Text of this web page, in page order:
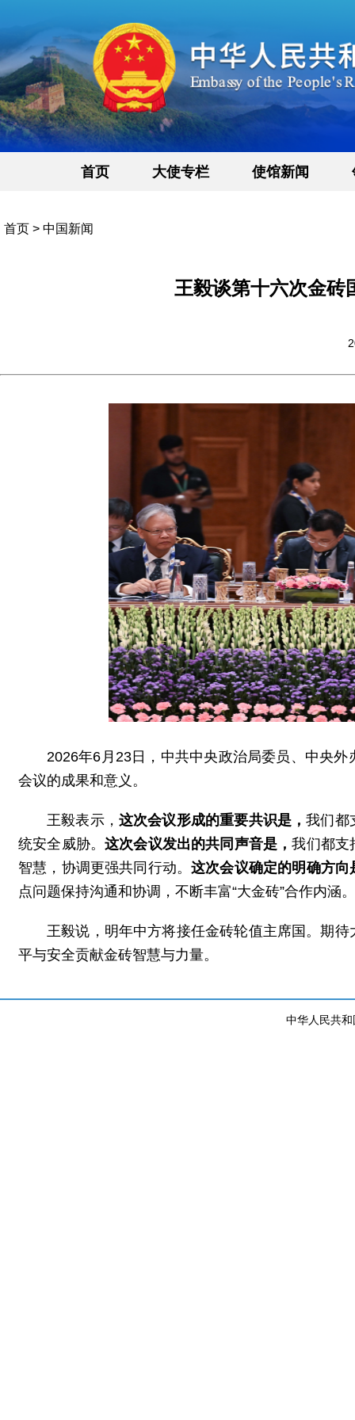
首页 大使专栏 使馆新闻
首页 > 中国新闻
王毅谈第十六次金砖
2026年6月23日，中共中央政治局委员、中央
会议的成果和意义。
王毅表示， 这次会议形成的重要共识是，我们都
统安全威胁。这次会议发出的共同声音是，我们都支
智慧，协调更强共同行动。这次会议确定的明确方向
点问题保持沟通和协调，不断丰富“大金砖”合作内涵。
王毅说，明年中方将接任金砖轮值主席国。期
平与安全贡献金砖智慧与力量。
中华人民共